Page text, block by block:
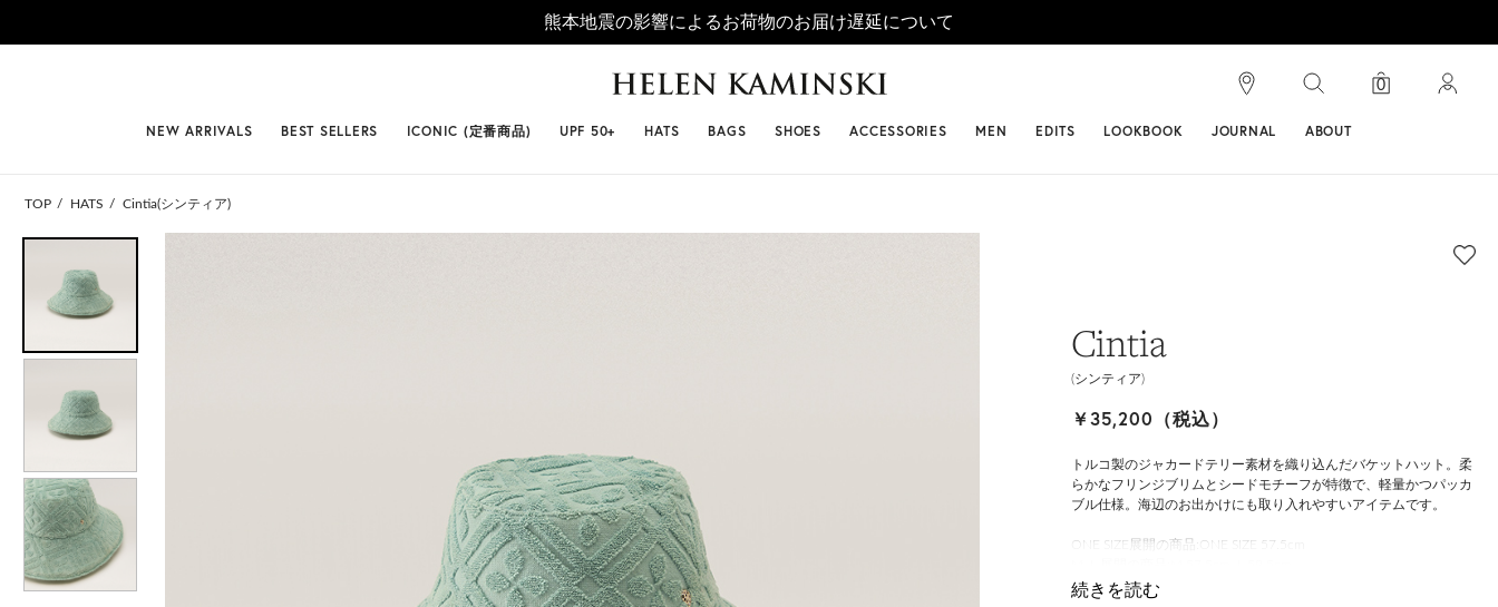
熊本地震の影響によるお荷物のお届け遅延について
#ビベット #キャップ #ビアンカ 0
NEW ARRIVALS BEST SELLERS ICONIC (定番商品) UPF 50+ HATS BAGS SHOES ACCESSORIES MEN EDITS LOOKBOOK JOURNAL ABOUT
TOP HATS Cintia(シンティア)
Cintia
(シンティア)
￥35,200（税込）
トルコ製のジャカードテリー素材を織り込んだバケットハット。柔
らかなフリンジブリムとシードモチーフが特徴で、軽量かつパッカ
ブル仕様。海辺のお出かけにも取り入れやすいアイテムです。
ONE SIZE展開の商品:ONE SIZE 57.5cm